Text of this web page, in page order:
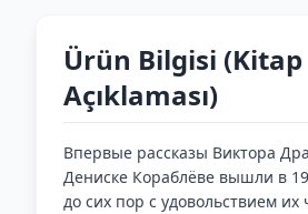
Ürün Bilgisi (Kitap
Açıklaması)
Впервые рассказы Виктора
Дениске Кораблёве вышли в
до сих пор с удовольствием